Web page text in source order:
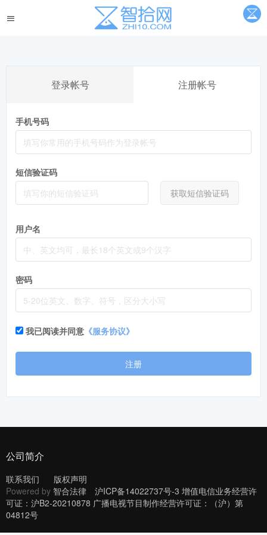
登录帐号 注册帐号
手机号码
短信验证码
获取短信验证码
用户名
密码
我已阅读并同意 《服务协议》
注册
公司简介
联系我们
版权声明
Powered by 智合法律
沪ICP备14022737号-3 增值电信业务经营许
可证：沪B2-20210878 广播电视节目制作经营许可证：（沪）第
04812号